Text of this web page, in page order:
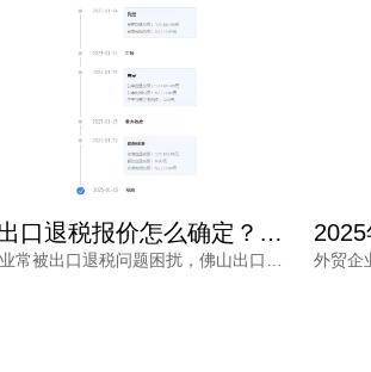
佛山出口退税报价怎么确定？每月报关单量是关键参考因素